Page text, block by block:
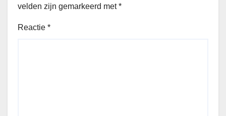
velden zijn gemarkeerd met*
Reactie *